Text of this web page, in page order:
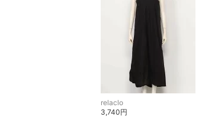
relaclo
3,740円